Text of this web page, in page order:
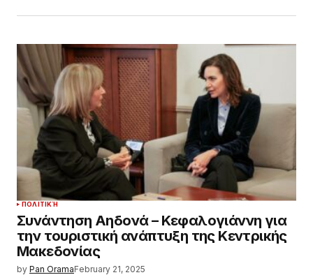
ΠΟΛΙΤΙΚΉ
Συνάντηση Αηδονά – Κεφαλογιάννη για
την τουριστική ανάπτυξη της Κεντρικής
Μακεδονίας
by Pan OramaFebruary 21, 2025